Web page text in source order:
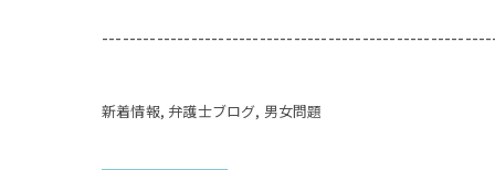
新着情報 弁護士ブログ 男女問題